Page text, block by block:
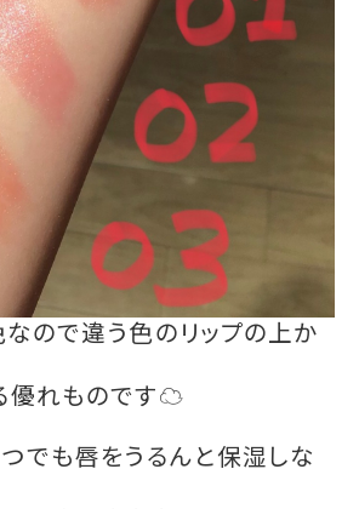
ので違う色のリップの上か
優れものです☁️
でも唇をうるんと保湿しな